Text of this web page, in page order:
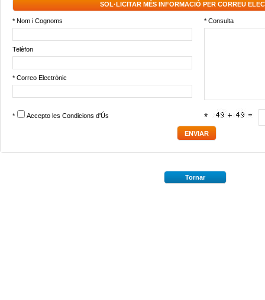
SOL·LICITAR MÉS INFORMACIÓ PER CORREU
* Nom i Cognoms * Consulta
Telèfon
* Correo Electrònic
* Accepto les Condicions d'Ús *
Tornar